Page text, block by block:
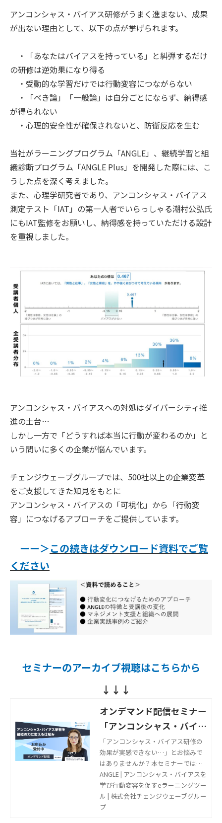
アンコンシャス・バイアス研修がうまく進まない、成果
が出ない理由として、以下の点が挙げられます。
・「あなたはバイアスを持っている」と糾弾するだけ
の研修は逆効果になり得る
・受動的な学習だけでは行動変容につながらない
・「べき論」「一般論」は自分ごとにならず、納得感
が得られない
・心理的安全性が確保されないと、防衛反応を生む
当社がラーニングプログラム「ANGLE」、継続学習と組
織診断プログラム「ANGLE Plus」を開発した際には、こ
うした点を深く考えました。
また、心理学研究者であり、アンコンシャス・バイアス
測定テスト「IAT」の第一人者でいらっしゃる潮村公弘氏
にもIAT監修をお願いし、納得感を持っていただける設計
を重視しました。
アンコンシャス・バイアスへの対処はダイバーシティ推
進の土台…
しかし一方で「どうすれば本当に行動が変わるのか」と
いう問いに多くの企業が悩んでいます。
チェンジウェーブグループでは、500社以上の企業変革
をご支援してきた知見をもとに
アンコンシャス・バイアスの「可視化」から「行動変
容」につなげるアプローチをご提供しています。
ーー＞この続きはダウンロード資料でご覧
ください
セミナーのアーカイブ視聴はこちらから
↓↓↓
オンデマンド配信セミナー
「アンコンシャス・バイア
ス学習を組織の力に変える
仕組み」
「アンコンシャス・バイアス研修の
効果が実感できない…」とお悩みで
はありませんか？本セミナーでは、
「学んだだけ」で終わらせず、実践
を通じて人材マネジメントを変えて
いく仕組みをご紹介。DE&I推進を次
のステージに進めるヒントをお伝え
ANGLE | アンコンシャス・バイアスを
学び行動変容を促すeラーニングツー
ル | 株式会社チェンジウェーブグルー
プ